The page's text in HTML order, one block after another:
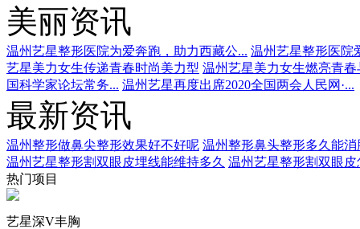
美丽资讯
温州艺星整形医院为爱奔跑，助力西藏公... 温州艺星整形医院
艺星美力女生传递青春时尚美力型 温州艺星美力女生燃亮青春
国科学家论坛常务... 温州艺星再度出席2020全国两会人民网·...
最新资讯
温州整形做鼻尖整形效果好不好呢 温州整形鼻头整形多久能消
温州艺星整形割双眼皮埋线能维持多久 温州艺星整形割双眼皮
热门项目
艺星深V丰胸